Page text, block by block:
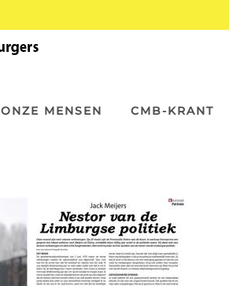
ONZE MENSEN CMB-KRANT